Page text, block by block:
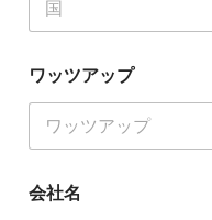
ワッツアップ
会社名